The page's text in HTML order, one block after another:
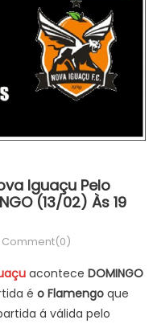
Iguaçu Pelo
(13/02) Às 19
Comment(0)
acontece DOMINGO
é o Flamengo que
á válida pelo